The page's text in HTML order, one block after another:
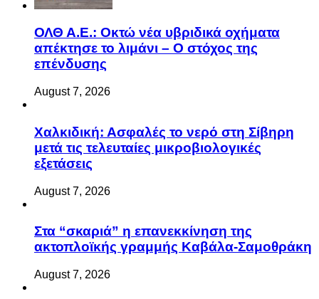
ΟΛΘ Α.Ε.: Οκτώ νέα υβριδικά οχήματα
απέκτησε το λιμάνι – Ο στόχος της
επένδυσης
August 7, 2026
Χαλκιδική: Ασφαλές το νερό στη Σίβηρη
μετά τις τελευταίες μικροβιολογικές
εξετάσεις
August 7, 2026
Στα “σκαριά” η επανεκκίνηση της
ακτοπλοϊκής γραμμής Καβάλα-Σαμοθράκη
August 7, 2026